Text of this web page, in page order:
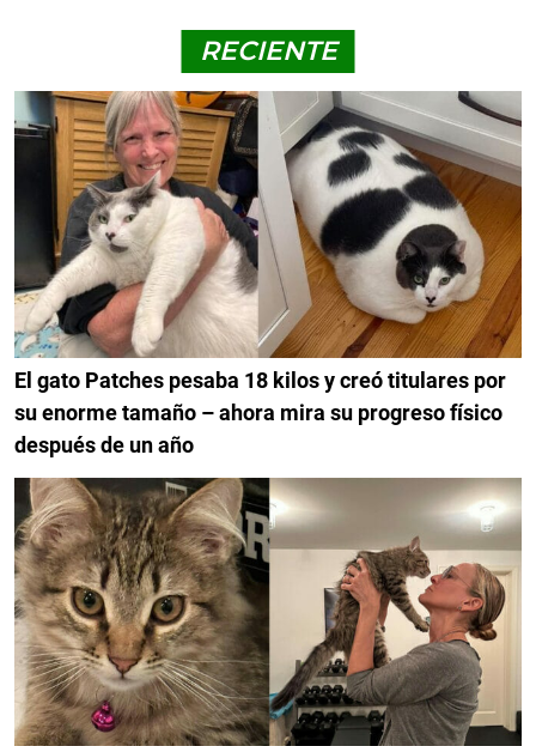
RECIENTE
El gato Patches pesaba 18 kilos y creó titulares por
su enorme tamaño – ahora mira su progreso físico
después de un año